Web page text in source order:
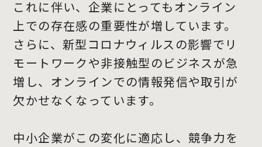
これに伴い、企業にとってもオンライン
上での存在感の重要性が増しています。
さらに、新型コロナウィルスの影響でリ
モートワークや非接触型のビジネスが急
増し、オンラインでの情報発信や取引が
欠かせなくなっています。
中小企業がこの変化に適応し、競争力を